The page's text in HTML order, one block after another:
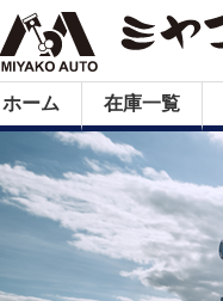
ホーム 在庫一覧